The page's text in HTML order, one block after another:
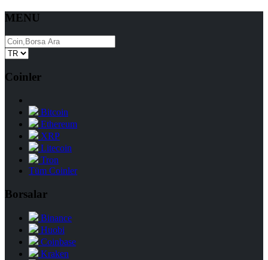
MENU
Coinler
Bitcoin
Ethereum
XRP
Litecoin
Tron
Tüm Coinler
Borsalar
Binance
Huobi
Coinbase
Kraken